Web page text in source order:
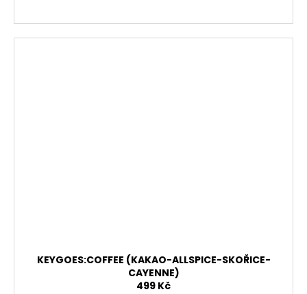
KEYGOES:COFFEE (KAKAO-ALLSPICE-SKOŘICE-
CAYENNE)
499 Kč